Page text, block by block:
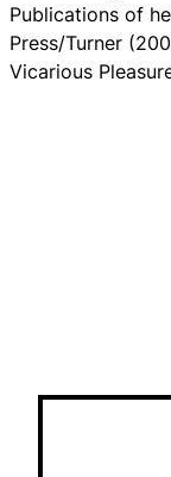
Publications of
Press/Turner
Vicarious